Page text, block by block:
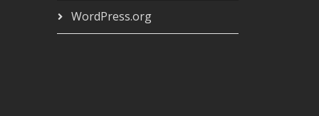
WordPress.org